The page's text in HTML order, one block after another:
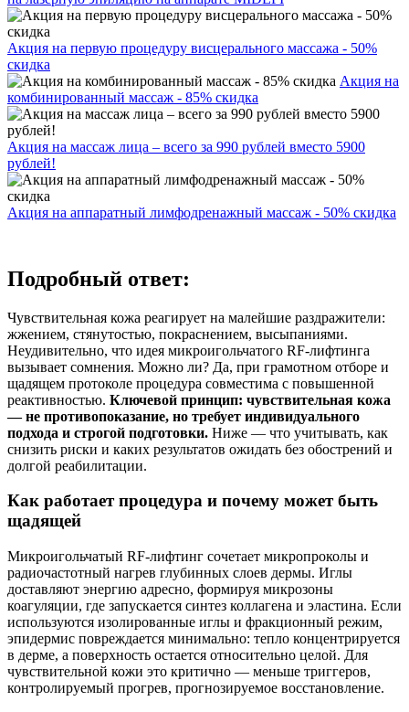
Акция на первую процедуру висцерального массажа - 50%
скидка
Акция на
комбинированный массаж - 85% скидка
Акция на массаж лица – всего за 990 рублей вместо 5900
рублей!
Акция на аппаратный лимфодренажный массаж - 50% скидка
Подробный ответ:
Чувствительная кожа реагирует на малейшие раздражители:
жжением, стянутостью, покраснением, высыпаниями.
Неудивительно, что идея микроигольчатого RF‑лифтинга
вызывает сомнения. Можно ли? Да, при грамотном отборе и
щадящем протоколе процедура совместима с повышенной
реактивностью. Ключевой принцип: чувствительная кожа
— не противопоказание, но требует индивидуального
подхода и строгой подготовки. Ниже — что учитывать, как
снизить риски и каких результатов ожидать без обострений и
долгой реабилитации.
Как работает процедура и почему может быть
щадящей
Микроигольчатый RF‑лифтинг сочетает микропроколы и
радиочастотный нагрев глубинных слоев дермы. Иглы
доставляют энергию адресно, формируя микрозоны
коагуляции, где запускается синтез коллагена и эластина. Если
используются изолированные иглы и фракционный режим,
эпидермис повреждается минимально: тепло концентрируется
в дерме, а поверхность остается относительно целой. Для
чувствительной кожи это критично — меньше триггеров,
контролируемый прогрев, прогнозируемое восстановление.